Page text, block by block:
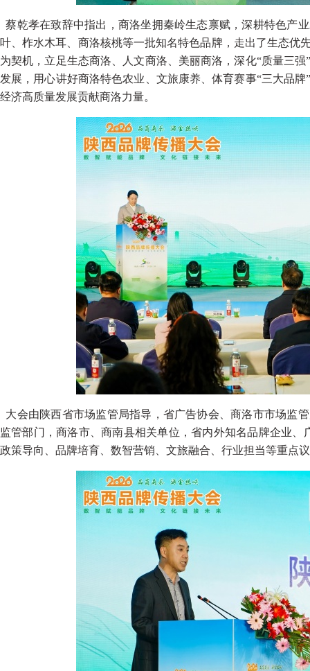
蔡乾孝在致辞中指出，商洛坐拥秦岭生态禀赋，深耕特色产
叶、柞水木耳、商洛核桃等一批知名特色品牌，走出了生态优
为契机，立足生态商洛、人文商洛、美丽商洛，深化“质量三
发展，用心讲好商洛特色农业、文旅康养、体育赛事“三大品
经济高质量发展贡献商洛力量。
大会由陕西省市场监管局指导，省广告协会、商洛市市场监
监管部门，商洛市、商南县相关单位，省内外知名品牌企业
政策导向、品牌培育、数智营销、文旅融合、行业担当等重点